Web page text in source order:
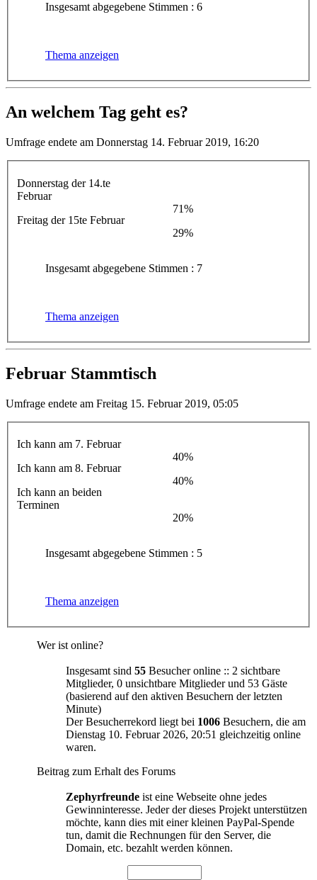
Insgesamt abgegebene Stimmen : 6
Thema anzeigen
An welchem Tag geht es?
Umfrage endete am Donnerstag 14. Februar 2019, 16:20
Donnerstag der 14.te
Februar
71%
Freitag der 15te Februar
29%
Insgesamt abgegebene Stimmen : 7
Thema anzeigen
Februar Stammtisch
Umfrage endete am Freitag 15. Februar 2019, 05:05
Ich kann am 7. Februar
40%
Ich kann am 8. Februar
40%
Ich kann an beiden
Terminen
20%
Insgesamt abgegebene Stimmen : 5
Thema anzeigen
Wer ist online?
Insgesamt sind 55 Besucher online :: 2 sichtbare
Mitglieder, 0 unsichtbare Mitglieder und 53 Gäste
(basierend auf den aktiven Besuchern der letzten
Minute)
Der Besucherrekord liegt bei 1006 Besuchern, die am
Dienstag 10. Februar 2026, 20:51 gleichzeitig online
waren.
Beitrag zum Erhalt des Forums
Zephyrfreunde ist eine Webseite ohne jedes
Gewinninteresse. Jeder der dieses Projekt unterstützen
möchte, kann dies mit einer kleinen PayPal-Spende
tun, damit die Rechnungen für den Server, die
Domain, etc. bezahlt werden können.